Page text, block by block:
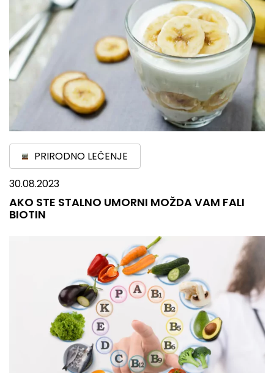
PRIRODNO LEČENJE
30.08.2023
AKO STE STALNO UMORNI MOŽDA VAM FALI
BIOTIN